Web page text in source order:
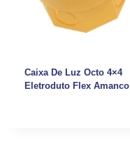
Caixa De Luz Octo 4×4
Eletroduto Flex Amanco